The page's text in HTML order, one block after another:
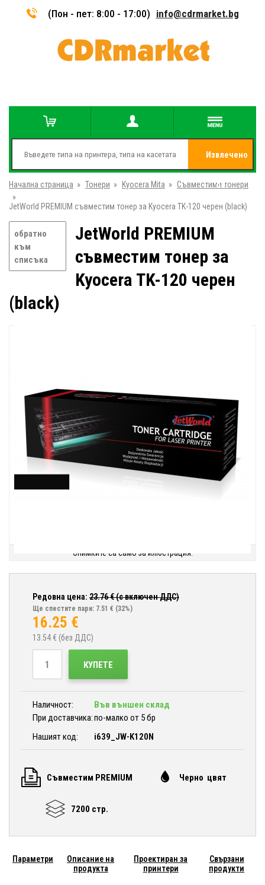
(Пон - пет: 8:00 - 17:00) info@cdrmarket.bg
Извлечено
от
Начална страница » Тонери » Kyocera Mita » Съвместими тонери
»
JetWorld PREMIUM съвместим тонер за Kyocera TK-120 черен (black)
обратно
към
списъка
JetWorld PREMIUM
съвместим тонер за
Kyocera TK-120 черен
(black)
Снимките са само за илюстрация.
Редовна цена: 23.76€ (с включен ДДС)
Ще спестите пари: 7.51 € (32%)
16.25 €
13.54 € (без ДДС)
КУПЕТЕ
Наличност:
Във външен склад
При доставчика:по-малко от 5 бр
Нашият код:
i639_JW-K120N
Съвместим PREMIUM Черно цвят
7200 стр.
Параметри
Описание на
продукта
Проектиран за
принтери
Свързани
продукти